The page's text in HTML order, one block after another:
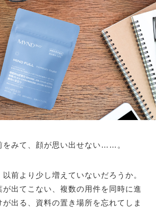
をみて、顔が思い出せない……。
前より少し増えていないだろうか。
出てこない、複数の用件を同時に進
出る、資料の置き場所を忘れてしま